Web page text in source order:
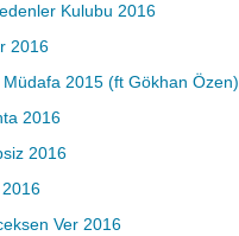
Kulubu 2016
2016
Müdafa 2015 (ft Gökhan Özen)
2016
2016
2016
Ver 2016